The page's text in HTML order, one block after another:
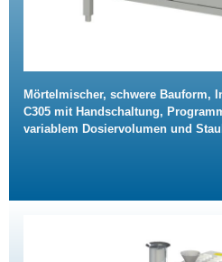
Mörtelmischer, schwere Bauform,
C305 mit Handschaltung,
variablem Dosiervolumen und